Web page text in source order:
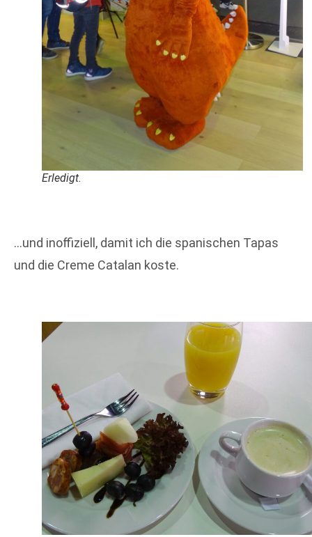
Erledigt.
…und inoffiziell, damit ich die spanischen Tapas
und die Creme Catalan koste.